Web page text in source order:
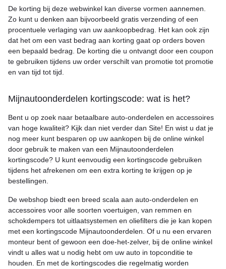
De korting bij deze webwinkel kan diverse vormen aannemen.
Zo kunt u denken aan bijvoorbeeld gratis verzending of een
procentuele verlaging van uw aankoopbedrag. Het kan ook zijn
dat het om een vast bedrag aan korting gaat op orders boven
een bepaald bedrag. De korting die u ontvangt door een coupon
te gebruiken tijdens uw order verschilt van promotie tot promotie
en van tijd tot tijd.
Mijnautoonderdelen kortingscode: wat is het?
Bent u op zoek naar betaalbare auto-onderdelen en accessoires
van hoge kwaliteit? Kijk dan niet verder dan Site! En wist u dat je
nog meer kunt besparen op uw aankopen bij de online winkel
door gebruik te maken van een Mijnautoonderdelen
kortingscode? U kunt eenvoudig een kortingscode gebruiken
tijdens het afrekenen om een extra korting te krijgen op je
bestellingen.
De webshop biedt een breed scala aan auto-onderdelen en
accessoires voor alle soorten voertuigen, van remmen en
schokdempers tot uitlaatsystemen en oliefilters die je kan kopen
met een kortingscode Mijnautoonderdelen. Of u nu een ervaren
monteur bent of gewoon een doe-het-zelver, bij de online winkel
vindt u alles wat u nodig hebt om uw auto in topconditie te
houden. En met de kortingscodes die regelmatig worden